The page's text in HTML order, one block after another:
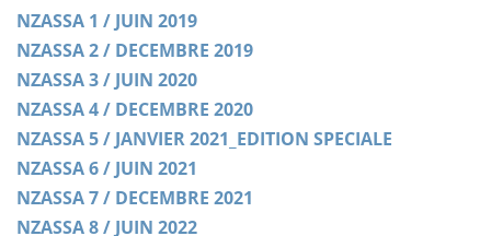
NZASSA 1 / JUIN 2019
NZASSA 2 / DECEMBRE 2019
NZASSA 3 / JUIN 2020
NZASSA 4 / DECEMBRE 2020
NZASSA 5 / JANVIER 2021_EDITION SPECIALE
NZASSA 6 / JUIN 2021
NZASSA 7 / DECEMBRE 2021
NZASSA 8 / JUIN 2022